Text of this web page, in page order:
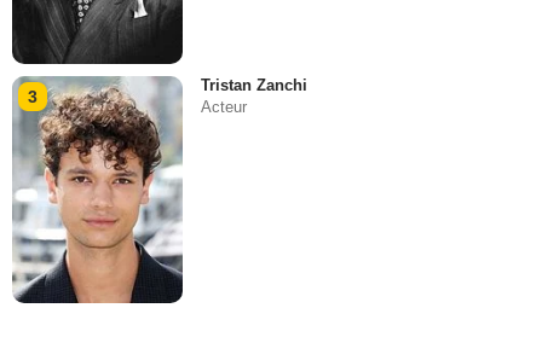
3
Tristan Zanchi
Acteur